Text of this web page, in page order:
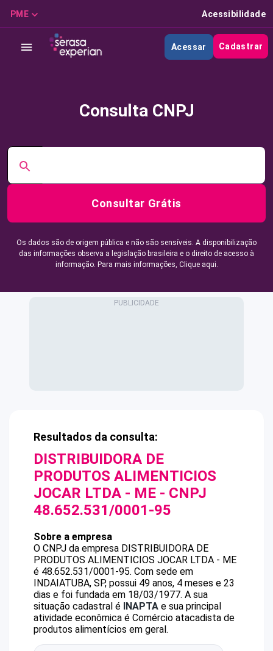
PME Acessibilidade
Acessar Cadastrar
Consulta CNPJ
Consultar Grátis
Os dados são de origem pública e não são sensíveis. A disponibilização
das informações observa a legislação brasileira e o direito de acesso à
informação. Para mais informações, Clique aqui.
Resultados da consulta:
DISTRIBUIDORA DE
PRODUTOS ALIMENTICIOS
JOCAR LTDA - ME - CNPJ
48.652.531/0001-95
Sobre a empresa
O CNPJ da empresa DISTRIBUIDORA DE
PRODUTOS ALIMENTICIOS JOCAR LTDA - ME
é 48.652.531/0001-95. Com sede em
INDAIATUBA, SP, possui 49 anos, 4 meses e 23
dias e foi fundada em 18/03/1977. A sua
situação cadastral é INAPTA e sua principal
atividade econômica é Comércio atacadista de
produtos alimentícios em geral.